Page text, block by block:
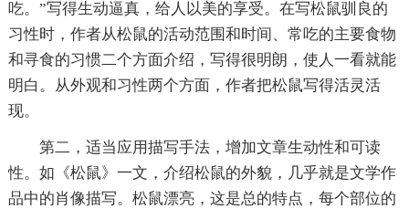
吃。”写得生动逼真，给人以美的享受。在写松鼠驯良的
习性时，作者从松鼠的活动范围和时间、常吃的主要食物
和寻食的习惯二个方面介绍，写得很明朗，使人一看就能
明白。从外观和习性两个方面，作者把松鼠写得活灵活
现。
第二，适当应用描写手法，增加文章生动性和可读
性。如《松鼠》一文，介绍松鼠的外貌，几乎就是文学作
品中的肖像描写。松鼠漂亮，这是总的特点，每个部位的